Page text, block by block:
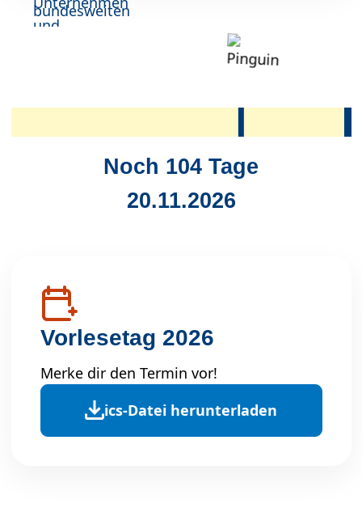
Noch 104 Tage
20.11.2026
Vorlesetag 2026
Merke dir den Termin vor!
ics-Datei herunterladen